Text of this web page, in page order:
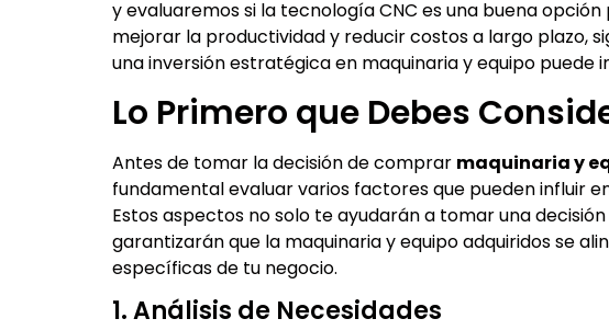
y evaluaremos si la tecnología CNC es una buena
mejorar la productividad y reducir costos a largo plazo,
una inversión estratégica en maquinaria y equipo puede
Lo Primero que Debes
Antes de tomar la decisión de comprar maquinaria y
fundamental evaluar varios factores que pueden influir
Estos aspectos no solo te ayudarán a tomar una
garantizarán que la maquinaria y equipo adquiridos se
específicas de tu negocio.
1. Análisis de Necesidades